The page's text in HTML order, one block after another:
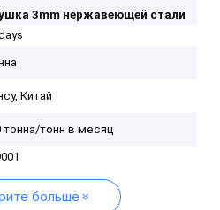
3mm нержавеющей стали
Китай
тонна/тонн в месяц
больше